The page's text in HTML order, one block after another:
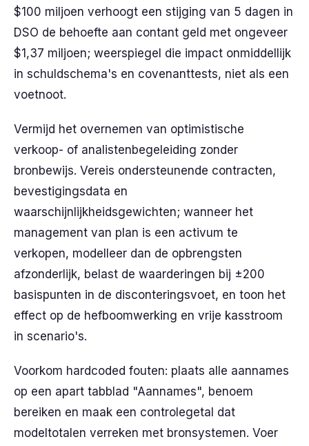
$100 miljoen verhoogt een stijging van 5 dagen in
DSO de behoefte aan contant geld met ongeveer
$1,37 miljoen; weerspiegel die impact onmiddellijk
in schuldschema's en covenanttests, niet als een
voetnoot.
Vermijd het overnemen van optimistische
verkoop- of analistenbegeleiding zonder
bronbewijs. Vereis ondersteunende contracten,
bevestigingsdata en
waarschijnlijkheidsgewichten; wanneer het
management van plan is een activum te
verkopen, modelleer dan de opbrengsten
afzonderlijk, belast de waarderingen bij ±200
basispunten in de disconteringsvoet, en toon het
effect op de hefboomwerking en vrije kasstroom
in scenario's.
Voorkom hardcoded fouten: plaats alle aannames
op een apart tabblad "Aannames", benoem
bereiken en maak een controlegetal dat
modeltotalen verreken met bronsystemen. Voer